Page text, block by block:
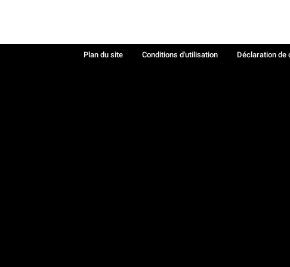
Plan du site Conditions d'utilisation Déclaration de